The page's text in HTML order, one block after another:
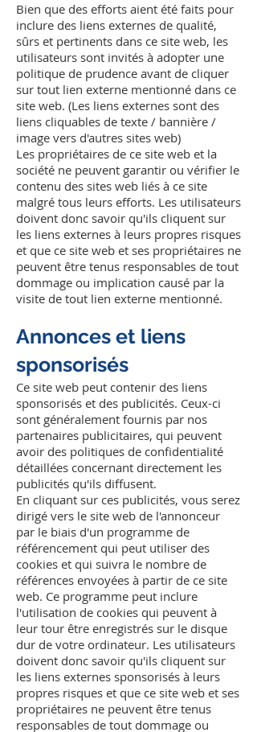
Bien que des efforts aient été faits pour
inclure des liens externes de qualité,
sûrs et pertinents dans ce site web, les
utilisateurs sont invités à adopter une
politique de prudence avant de cliquer
sur tout lien externe mentionné dans ce
site web. (Les liens externes sont des
liens cliquables de texte / bannière /
image vers d'autres sites web)
Les propriétaires de ce site web et la
société ne peuvent garantir ou vérifier le
contenu des sites web liés à ce site
malgré tous leurs efforts. Les utilisateurs
doivent donc savoir qu'ils cliquent sur
les liens externes à leurs propres risques
et que ce site web et ses propriétaires ne
peuvent être tenus responsables de tout
dommage ou implication causé par la
visite de tout lien externe mentionné.
Annonces et liens
sponsorisés
Ce site web peut contenir des liens
sponsorisés et des publicités. Ceux-ci
sont généralement fournis par nos
partenaires publicitaires, qui peuvent
avoir des politiques de confidentialité
détaillées concernant directement les
publicités qu'ils diffusent.
En cliquant sur ces publicités, vous serez
dirigé vers le site web de l'annonceur
par le biais d'un programme de
référencement qui peut utiliser des
cookies et qui suivra le nombre de
références envoyées à partir de ce site
web. Ce programme peut inclure
l'utilisation de cookies qui peuvent à
leur tour être enregistrés sur le disque
dur de votre ordinateur. Les utilisateurs
doivent donc savoir qu'ils cliquent sur
les liens externes sponsorisés à leurs
propres risques et que ce site web et ses
propriétaires ne peuvent être tenus
responsables de tout dommage ou